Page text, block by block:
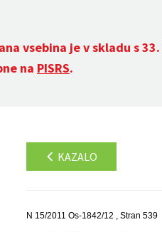
vsebina je v skladu s
na PISRS.
KAZALO
N 15/2011 Os-1842/12 , Stran 539